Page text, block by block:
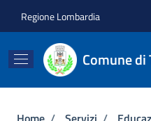
Regione Lombardia
Comune